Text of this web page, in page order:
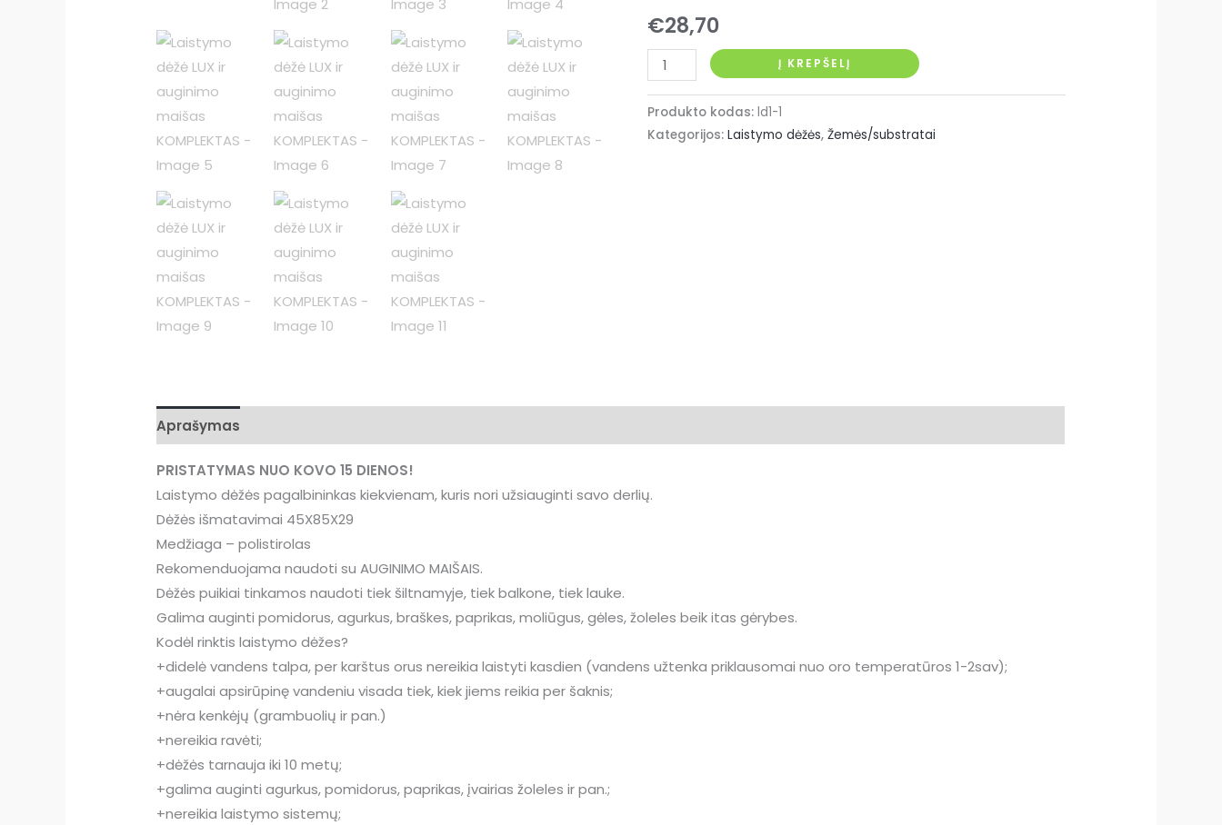
€28,70
produkto
kiekis:
Laistymo
dėžė
Į KREPŠELĮ
Produkto kodas: ld1-1
Kategorijos: Laistymo dėžės, Žemės/substratai
Aprašymas
PRISTATYMAS NUO KOVO 15 DIENOS!
Laistymo dėžės pagalbininkas kiekvienam, kuris nori užsiauginti savo derlių.
Dėžės išmatavimai 45X85X29
Medžiaga – polistirolas
Rekomenduojama naudoti su AUGINIMO MAIŠAIS.
Dėžės puikiai tinkamos naudoti tiek šiltnamyje, tiek balkone, tiek lauke.
Galima auginti pomidorus, agurkus, braškes, paprikas, moliūgus, gėles, žoleles beik itas gėrybes.
Kodėl rinktis laistymo dėžes?
+didelė vandens talpa, per karštus orus nereikia laistyti kasdien (vandens užtenka priklausomai nuo oro temperatūros 1-2sav);
+augalai apsirūpinę vandeniu visada tiek, kiek jiems reikia per šaknis;
+nėra kenkėjų (grambuolių ir pan.)
+nereikia ravėti;
+dėžės tarnauja iki 10 metų;
+galima auginti agurkus, pomidorus, paprikas, įvairias žoleles ir pan.;
+nereikia laistymo sistemų;